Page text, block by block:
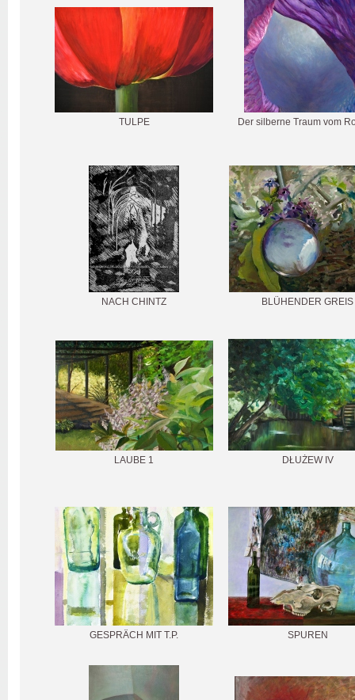
TULPE Der silberne Traum vom
NACH CHINTZ BLÜHENDER GREIS
LAUBE 1 DŁUŻEW IV
GESPRÄCH MIT T.P. SPUREN